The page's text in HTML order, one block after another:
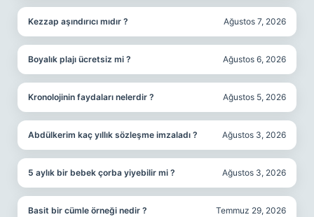
Kezzap aşındırıcı mıdır ? Ağustos 7, 2026
Boyalık plajı ücretsiz mi ? Ağustos 6, 2026
Kronolojinin faydaları nelerdir ? Ağustos 5, 2026
Abdülkerim kaç yıllık sözleşme imzaladı ? Ağustos 3, 2026
5 aylık bir bebek çorba yiyebilir mi ? Ağustos 3, 2026
Basit bir cümle örneği nedir ? Temmuz 29, 2026